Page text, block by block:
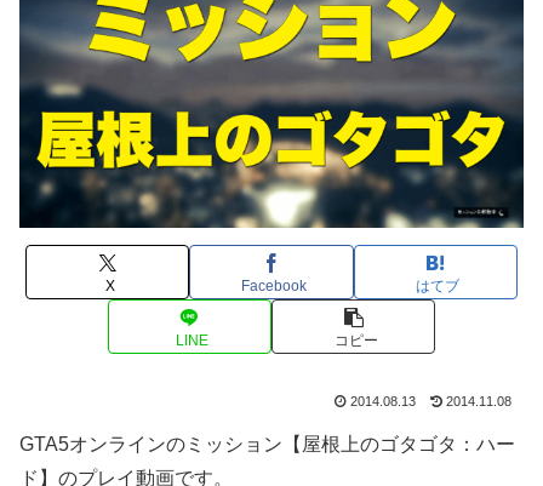
X Facebook はてブ
LINE コピー
2014.08.13 2014.11.08
GTA5オンラインのミッション【屋根上のゴタゴタ：ハー
ド】のプレイ動画です。